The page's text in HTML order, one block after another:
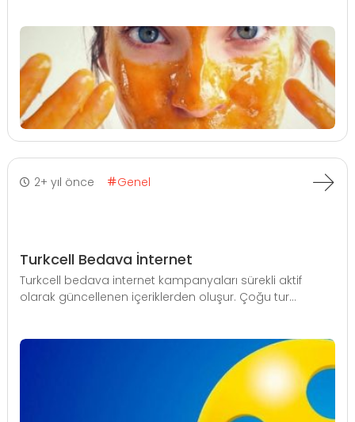
2+ yıl önce Genel
Turkcell Bedava İnternet
Turkcell bedava internet kampanyaları sürekli aktif
olarak güncellenen içeriklerden oluşur. Çoğu tur...